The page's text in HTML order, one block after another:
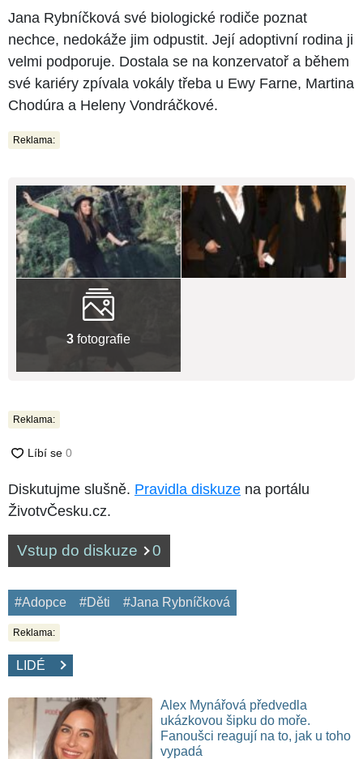
Jana Rybníčková své biologické rodiče poznat
nechce, nedokáže jim odpustit. Její adoptivní rodina ji
velmi podporuje. Dostala se na konzervatoř a během
své kariéry zpívala vokály třeba u Ewy Farne, Martina
Chodúra a Heleny Vondráčkové.
Reklama:
3 fotografie
Reklama:
Diskutujme slušně. Pravidla diskuze na portálu
ŽivotvČesku.cz.
Vstup do diskuze 0
#Adopce #Děti #Jana Rybníčková
Reklama:
LIDÉ
Alex Mynářová předvedla
ukázkovou šipku do moře.
Fanoušci reagují na to, jak u toho
vypadá